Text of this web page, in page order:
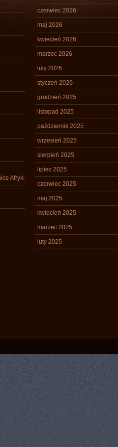
Afryki
czerwiec 2026
maj 2026
kwiecień 2026
marzec 2026
luty 2026
styczeń 2026
grudzień 2025
listopad 2025
październik 2025
wrzesień 2025
sierpień 2025
lipiec 2025
czerwiec 2025
maj 2025
kwiecień 2025
marzec 2025
luty 2025